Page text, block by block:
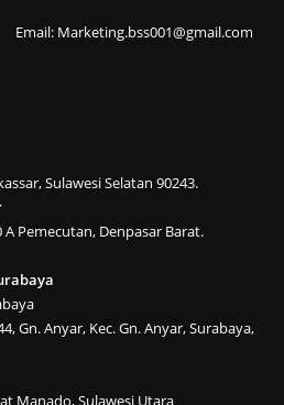
Email: Marketing.bss001@gmail.com
Sulawesi Selatan 90243.
A Pemecutan, Denpasar Barat.
Gn. Anyar, Kec. Gn. Anyar, Surabaya,
Manado, Sulawesi Utara